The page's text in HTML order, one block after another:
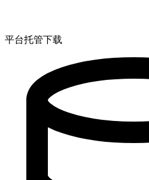
平台托管下载